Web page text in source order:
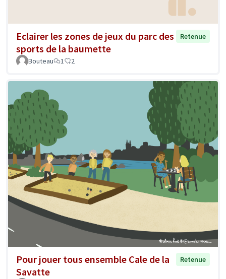
Eclairer les zones de jeux du parc des
sports de la baumette
Retenue
Bouteau 1 2
Pour jouer tous ensemble Cale de la
Savatte
Retenue